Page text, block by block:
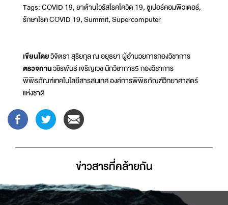
Tags: COVID 19, ยาต้านไวรัสโรคโควิด 19, ซูเปอร์คอมพิวเตอร์,
รักษาโรค COVID 19, Summit, Supercomputer
เขียนโดยวิจิตรา สุริยกุล ณ อยุธยา ผู้อำนวยการกองวิชาการ
ตรวจทานวชิรพันธ์ เจริญเวช นักวิชาการ5 กองวิชาการ
พิพิธภัณฑ์เทคโนโลยีสารสนเทศ องค์การพิพิธภัณฑ์วิิทยาศาสตร์
แห่งชาติ
ข่าวสารที่่คล้ายกัน